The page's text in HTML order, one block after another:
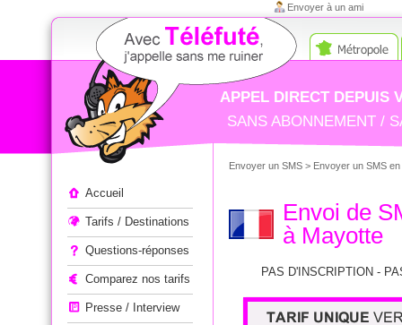
Envoyer un SMS > Envoyer un SMS en
Envoyer à un ami
APPEL DIRECT DEPUIS
SANS ABONNEMENT /
Accueil
Tarifs / Destinations
Questions-réponses
Comparez nos tarifs
Presse / Interview
Envoi de
à Mayotte
PAS D'INSCRIPTION -